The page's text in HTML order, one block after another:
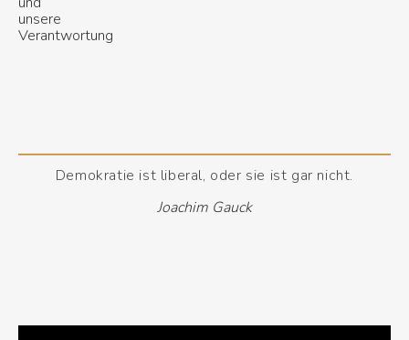
Demokratie ist liberal, oder sie ist gar nicht.
Joachim Gauck